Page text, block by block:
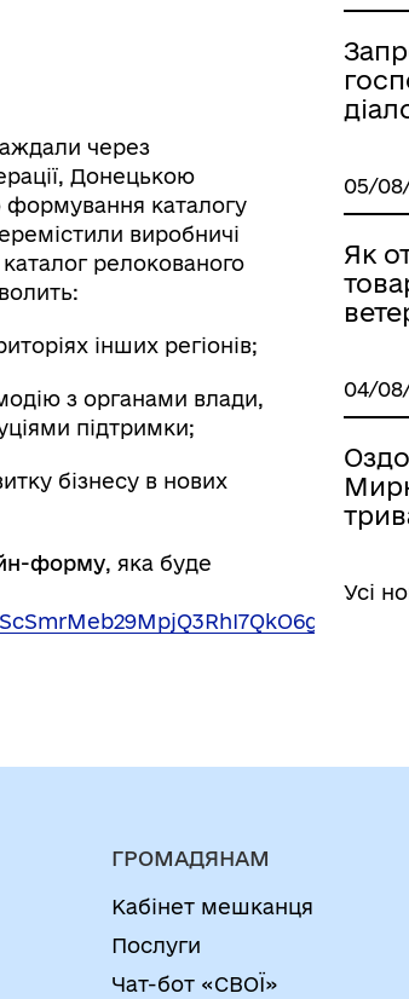
через
Донецькою
формування каталогу
виробничі
релокованого
інших регіонів;
з органами влади,
підтримки;
бізнесу в нових
форму, яка буде
05/
Як
04/
Усі
ГРОМАДЯНАМ
Кабінет мешканця
Послуги
Чат-бот «СВОЇ»